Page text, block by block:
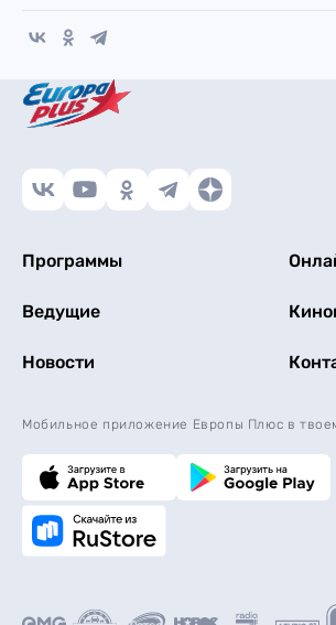
Программы
Ведущие
Новости
Мобильное приложение Европы Плюс в